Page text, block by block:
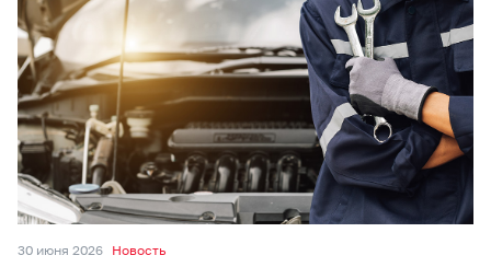
30 июня 2026 Новость